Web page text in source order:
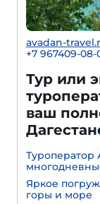
avadan-
+7 967409-08-
Тур или
ваш
Туроператор
Яркое
горы и море